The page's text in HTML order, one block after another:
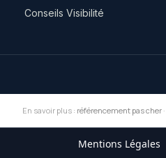
Conseils Visibilité
En savoir plus : référencement pas cher ·
Mentions Légales